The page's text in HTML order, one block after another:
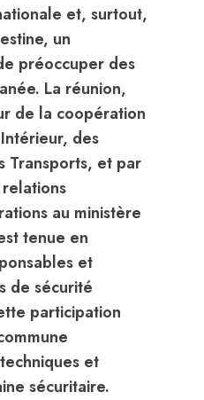
et, surtout,
un
préoccuper des
La réunion,
de la coopération
des
Transports, et par
au ministère
tenue en
et
de sécurité
participation
et
sécuritaire.